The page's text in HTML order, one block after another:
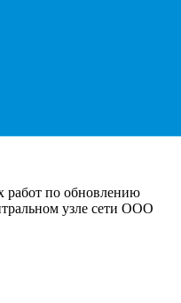
работ по обновлению
узле сети ООО